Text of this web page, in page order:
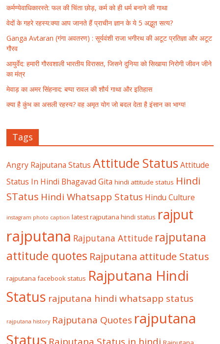
कर्मण्येवाधिकारस्ते: फल की चिंता छोड़, कर्म को ही धर्म बनाने की गाथा
वेदों के गहरे रहस्य:क्या आप जानते हैं प्राचीन ज्ञान के ये 5 अद्भुत सत्य?
Ganga Avtaran (गंगा अवतरण) : सूर्यवंशी राजा भगीरथ की अटूट प्रतिज्ञा और अटूट
गौरव
आयुर्वेद: हमारी गौरवशाली भारतीय विरासत, जिसने दुनिया को सिखाया निरोगी जीवन जीने
का मंत्र
मेवाड़ का अमर सिंहनाद: बप्पा रावल की शौर्य गाथा और इतिहास
क्या है कुंभ का असली रहस्य? वह अमृत योग जो बदल देता है इंसान का भाग्य!
Tags
Angry Rajputana Status Attitude Status Attitude
Status In Hindi Bhagavad Gita hindi attitude status Hindi
STatus Hindi Whatsapp Status Hindu Culture
instagram photo caption latest rajputana hindi status rajput
rajputana Rajputana Attitude rajputana
attitude quotes Rajputana attitude Status
rajputana facebook status Rajputana Hindi
Status rajputana hindi whatsapp status
rajputana history Rajputana Quotes rajputana
Status